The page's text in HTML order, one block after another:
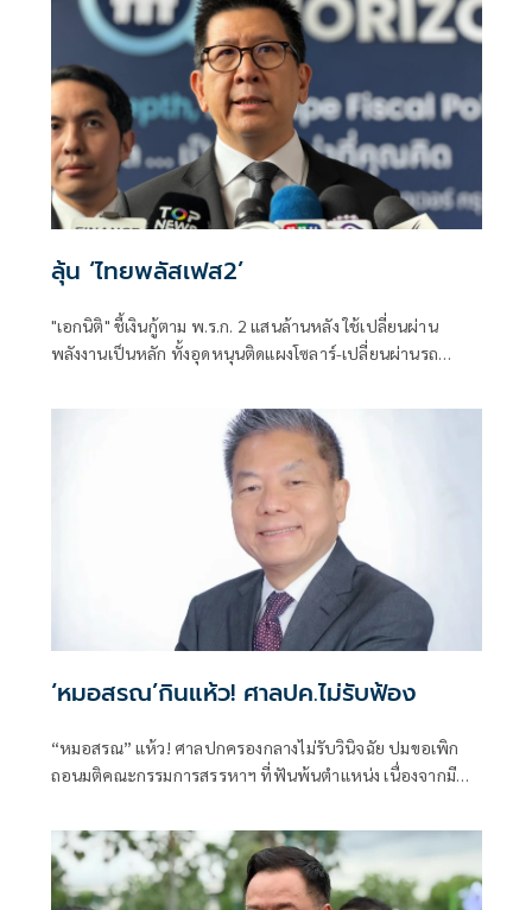
ลุ้น ‘ไทยพลัสเฟส2’
"เอกนิติ" ชี้เงินกู้ตาม พ.ร.ก. 2 แสนล้านหลัง ใช้เปลี่ยนผ่าน
พลังงานเป็นหลัก ทั้งอุดหนุนติดแผงโซลาร์-เปลี่ยนผ่านรถ
พร้อมให้ใช้กับไทยเที่ยวไทยพลัส ส่วนไทยช่วยไทยพลัส เฟส 2
รอประเมินความเหมาะสม นายกฯ เผยจะพยายาม
‘หมอสรณ’กินแห้ว! ศาลปค.ไม่รับฟ้อง
“หมอสรณ” แห้ว! ศาลปกครองกลางไม่รับวินิจฉัย ปมขอเพิก
ถอนมติคณะกรรมการสรรหาฯ ที่ฟันพ้นตำแหน่ง เนื่องจากมี